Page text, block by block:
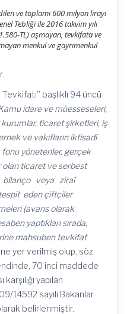
ve toplamı 600 milyon lirayı
Tebliği ile 2016 takvim yılı
TL) aşmayan, tevkifata ve
menkul ve gayrimenkul
başlıklı 94 üncü
idare ve müesseseleri,
ticaret şirketleri, iş
ve vakıfların iktisadî
fonu yönetenler, gerçek
ticaret ve serbest
bilanço veya ziraî
eden çiftçiler
(avans olarak
yaptıkları sırada,
mahsuben tevkifat
yer verilmiş olup, söz
70 inci maddede
yapılan
14592 sayılı Bakanlar
belirlenmiştir.